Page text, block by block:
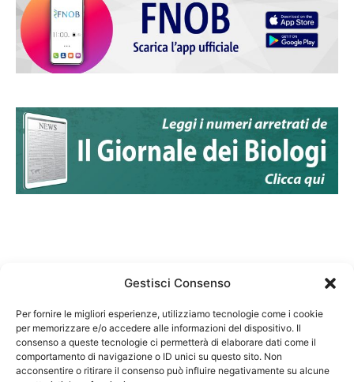
Gestisci Consenso
Per fornire le migliori esperienze, utilizziamo tecnologie come i cookie
per memorizzare e/o accedere alle informazioni del dispositivo. Il
consenso a queste tecnologie ci permetterà di elaborare dati come il
comportamento di navigazione o ID unici su questo sito. Non
acconsentire o ritirare il consenso può influire negativamente su alcune
Federazione Nazionale Degli Ordini dei Biologi:
codice fiscale 80069130583
Responsabile sito internet www.fnob.it: